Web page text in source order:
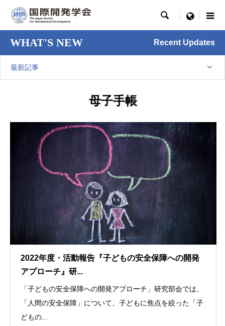
 menu
WHAT'S NEW Recent Updates
最新記事
母子手帳
2022年度・活動報告『子どもの安全保障への開発
アプローチ』研...
「子どもの安全保障への開発アプローチ」研究部会では、
「人間の安全保障」について、子どもに焦点を絞った「子
どもの...